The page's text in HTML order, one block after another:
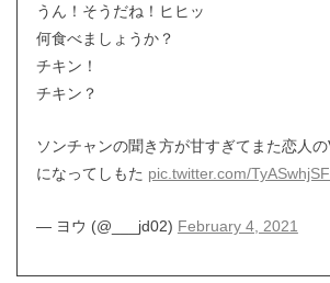
うん！そうだね！ヒヒッ
何食べましょうか？
チキン！
チキン？
ソンチャンの聞き方が甘すぎてまた恋人
になってしもた pic.twitter.com/
— ヨウ (@___jd02) February 4, 2021